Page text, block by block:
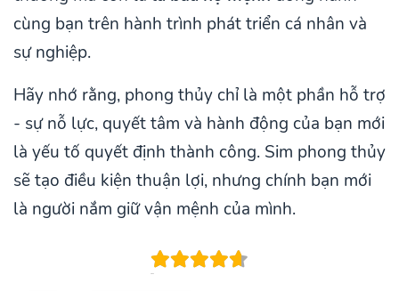
cùng bạn trên hành trình phát triển cá nhân và
sự nghiệp.
Hãy nhớ rằng, phong thủy chỉ là một phần hỗ trợ
- sự nỗ lực, quyết tâm và hành động của bạn mới
là yếu tố quyết định thành công. Sim phong thủy
sẽ tạo điều kiện thuận lợi, nhưng chính bạn mới
là người nắm giữ vận mệnh của mình.